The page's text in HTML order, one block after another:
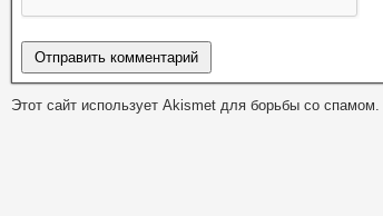
Этот сайт использует Akismet для борьбы со спамом.